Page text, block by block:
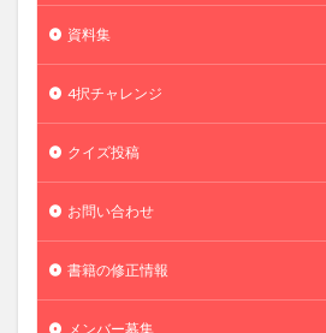
資料集
4択チャレンジ
クイズ投稿
お問い合わせ
書籍の修正情報
メンバー募集